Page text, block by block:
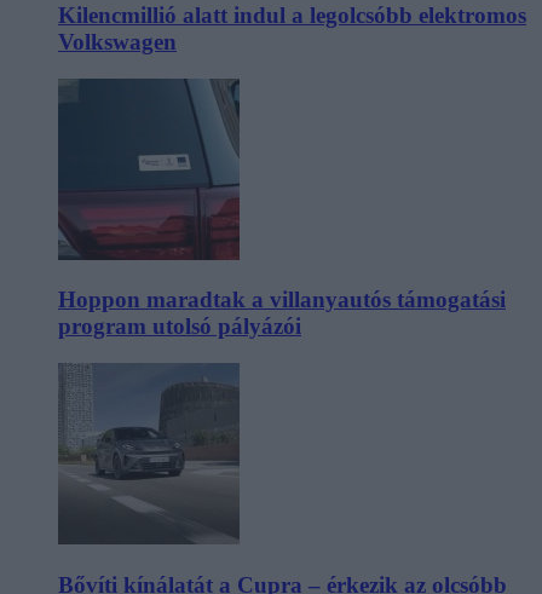
Kilencmillió alatt indul a legolcsóbb elektromos
Volkswagen
Hoppon maradtak a villanyautós támogatási
program utolsó pályázói
Bővíti kínálatát a Cupra – érkezik az olcsóbb